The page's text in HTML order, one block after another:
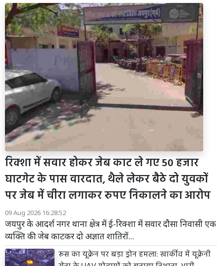
रिक्शा में सवार होकर जेब काट ले गए 50 हजार
घाटगेट के पास वारदात, थैले लेकर बैठे दो युवकों
पर जेब में चीरा लगाकर रुपए निकालने का आरोप
09 Aug 2026 16:28:52
जयपुर के आदर्श नगर थाना क्षेत्र में ई-रिक्शा में सवार दौसा निवासी एक
व्यक्ति की जेब काटकर दो अज्ञात शातिरों...
रूस का यूक्रेन पर बड़ा ड्रोन हमला: खार्कीव में यूक्रेनी